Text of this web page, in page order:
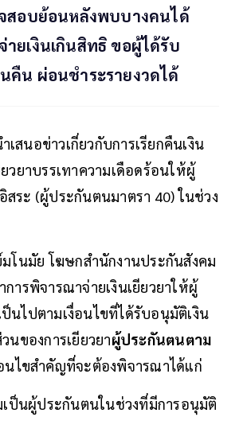
จสอบย้อนหลังพบบางคนได้
ยเงินเกินสิทธิ ขอผู้ได้รับ
คืน ผ่อนชำระรายงวดได้
เสนอข่าวเกี่ยวกับการเรียกคืนเงิน
ยวยาบรรเทาความเดือดร้อนให้ผู้
ระ (ผู้ประกันตนมาตรา 40) ในช่วง
มโนมัย โฆษกสำนักงานประกันสังคม
การพิจารณาจ่ายเงินเยียวยาให้ผู้
นไปตามเงื่อนไขที่ได้รับอนุมัติเงิน
นของการเยียวยาผู้ประกันตนตาม
นไขสำคัญที่จะต้องพิจารณาได้แก่
เป็นผู้ประกันตนในช่วงที่มีการอนุมัติ